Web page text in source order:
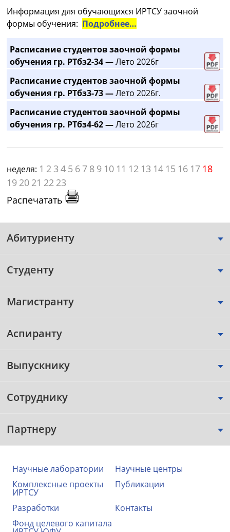
Информация для обучающихся ИРТСУ заочной
формы обучения: Подробнее…
Расписание студентов заочной формы
обучения гр. РТбз2-34 —Лето 2026г
Расписание студентов заочной формы
обучения гр. РТбз3-73 —Лето 2026г.
Расписание студентов заочной формы
обучения гр. РТбз4-62 —Лето 2026г
неделя: 1 2 3 4 5 6 7 8 9 10 11 12 13 14 15 16 17 18
19 20 21 22 23
Распечатать
Абитуриенту
Студенту
Магистранту
Аспиранту
Выпускнику
Сотруднику
Партнеру
Научные лаборатории
Научные центры
Комплексные проекты
ИРТСУ
Публикации
Разработки
Контакты
Фонд целевого капитала